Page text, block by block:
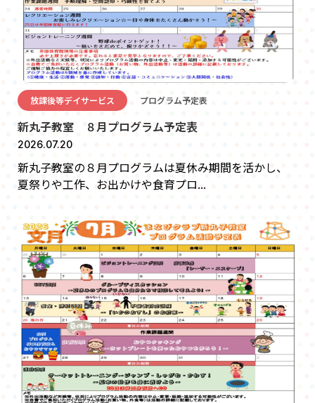
放課後等デイサービス プログラム予定表
新丸子教室 ８月プログラム予定表
2026.07.20
新丸子教室の８月プログラムは夏休み期間を活かし、
夏祭りや工作、お出かけや食育プロ...